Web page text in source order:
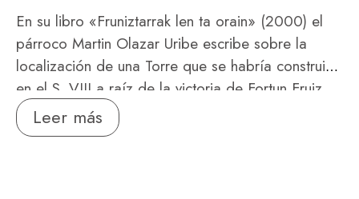
En su libro «Fruniztarrak len ta orain» (2000) el
párroco Martin Olazar Uribe escribe sobre la
localización de una Torre que se habría construido
en el S. VIII a raíz de la victoria de Fortun Fruiz
sobre los Asturianos. Dice así: «En el siglo octavo
aparece Fortunio Fruniz, el fundador del pueblo:
Leer más